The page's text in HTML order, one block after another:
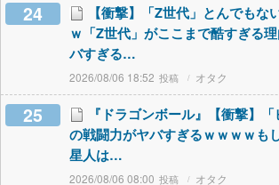
24
【衝撃】「Z世代」とんでもな
ｗ「Z世代」がここまで酷すぎる
バすぎる…
2026/08/06 18:52 オタク
25
『ドラゴンボール』【衝撃】「
の戦闘力がヤバすぎるｗｗｗｗも
星人は…
2026/08/06 08:00 オタク